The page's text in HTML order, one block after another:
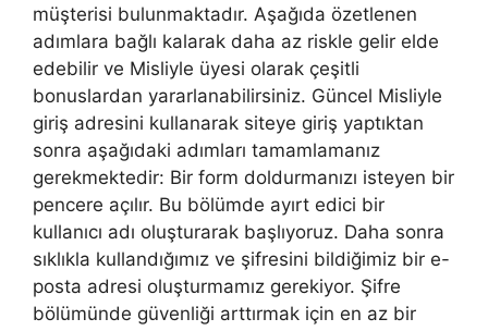
müşterisi bulunmaktadır. Aşağıda özetlenen
adımlara bağlı kalarak daha az riskle gelir elde
edebilir ve Misliyle üyesi olarak çeşitli
bonuslardan yararlanabilirsiniz. Güncel Misliyle
giriş adresini kullanarak siteye giriş yaptıktan
sonra aşağıdaki adımları tamamlamanız
gerekmektedir: Bir form doldurmanızı isteyen bir
pencere açılır. Bu bölümde ayırt edici bir
kullanıcı adı oluşturarak başlıyoruz. Daha sonra
sıklıkla kullandığımız ve şifresini bildiğimiz bir e-
posta adresi oluşturmamız gerekiyor. Şifre
bölümünde güvenliği arttırmak için en az bir